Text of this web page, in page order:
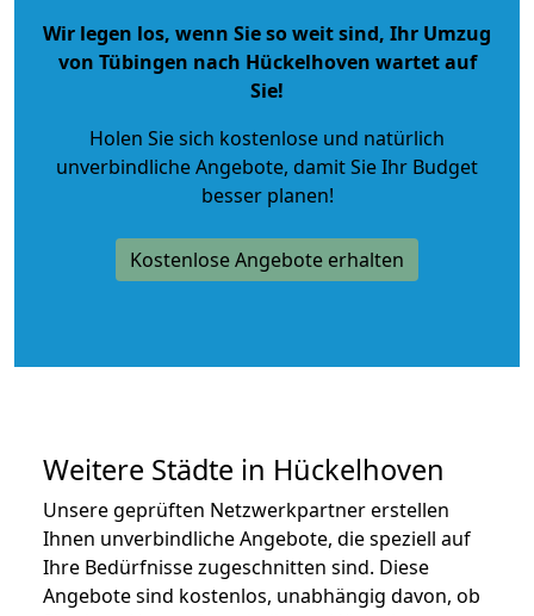
Wir legen los, wenn Sie so weit sind, Ihr Umzug
von Tübingen nach Hückelhoven wartet auf
Sie!
Holen Sie sich kostenlose und natürlich
unverbindliche Angebote, damit Sie Ihr Budget
besser planen!
Kostenlose Angebote erhalten
Weitere Städte in Hückelhoven
Unsere geprüften Netzwerkpartner erstellen
Ihnen unverbindliche Angebote, die speziell auf
Ihre Bedürfnisse zugeschnitten sind. Diese
Angebote sind kostenlos, unabhängig davon, ob